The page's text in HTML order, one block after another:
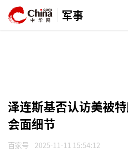
军事
泽连斯基否认访美被
会面细节
百家号 2025-11-11 15:54:12